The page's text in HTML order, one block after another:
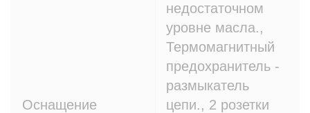
Оснащение
недостаточном
уровне масла.,
Термомагнитный
предохранитель -
размыкатель
цепи., 2 розетки